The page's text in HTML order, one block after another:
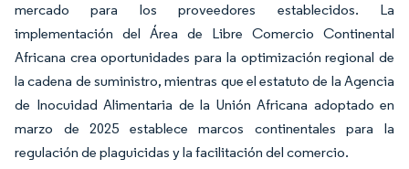
mercado para los proveedores establecidos. La
implementación del Área de Libre Comercio Continental
Africana crea oportunidades para la optimización regional de
la cadena de suministro, mientras que el estatuto de la Agencia
de Inocuidad Alimentaria de la Unión Africana adoptado en
marzo de 2025 establece marcos continentales para la
regulación de plaguicidas y la facilitación del comercio.